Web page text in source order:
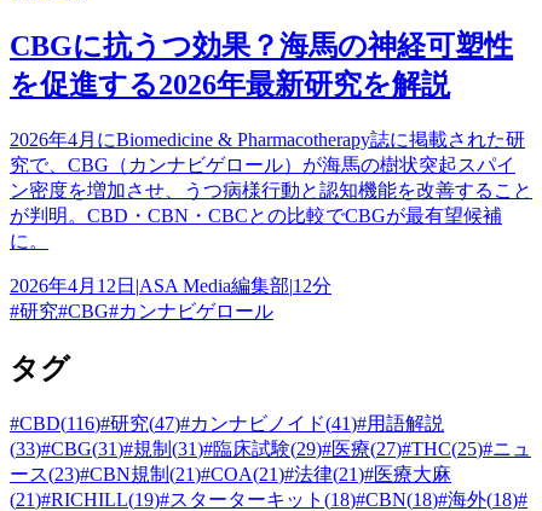
CBGに抗うつ効果？海馬の神経可塑性
を促進する2026年最新研究を解説
2026年4月にBiomedicine & Pharmacotherapy誌に掲載された研
究で、CBG（カンナビゲロール）が海馬の樹状突起スパイ
ン密度を増加させ、うつ病様行動と認知機能を改善すること
が判明。CBD・CBN・CBCとの比較でCBGが最有望候補
に。
2026年4月12日 |ASA Media編集部|12分
#研究#CBG#カンナビゲロール
タグ
#CBD(116)#研究(47)#カンナビノイド(41)#用語解説
(33)#CBG(31)#規制 (31)#臨床試験(29)#医療(27)#THC(25)#ニュ
ース(23)#CBN規制 (21)#COA(21)#法律(21)#医療大麻
(21)#RICHILL(19)#スターターキット (18)#CBN(18)#海外(18)#